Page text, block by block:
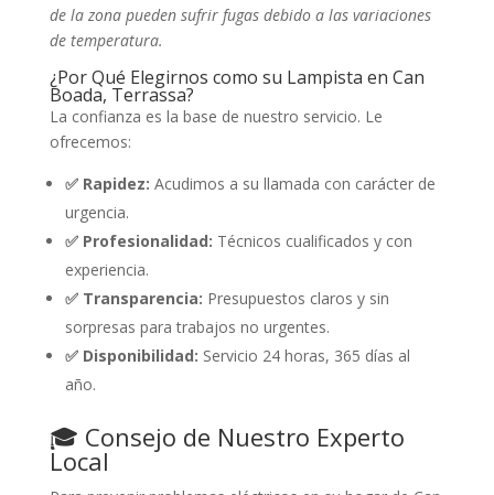
de la zona pueden sufrir fugas debido a las variaciones
de temperatura.
¿Por Qué Elegirnos como su Lampista en Can
Boada, Terrassa?
La confianza es la base de nuestro servicio. Le
ofrecemos:
✅ Rapidez: Acudimos a su llamada con carácter de
urgencia.
✅ Profesionalidad: Técnicos cualificados y con
experiencia.
✅ Transparencia: Presupuestos claros y sin
sorpresas para trabajos no urgentes.
✅ Disponibilidad: Servicio 24 horas, 365 días al
año.
🎓 Consejo de Nuestro Experto
Local